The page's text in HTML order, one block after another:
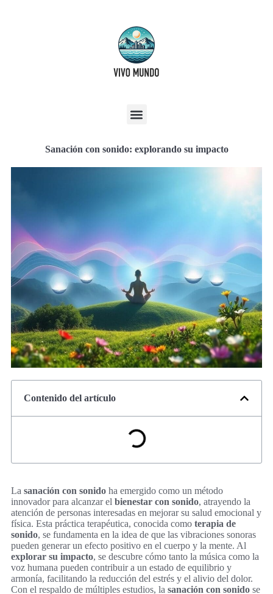
Sanación con sonido: explorando su impacto
Contenido del artículo
La sanación con sonido ha emergido como un método
innovador para alcanzar el bienestar con sonido, atrayendo la
atención de personas interesadas en mejorar su salud emocional y
física. Esta práctica terapéutica, conocida como terapia de
sonido, se fundamenta en la idea de que las vibraciones sonoras
pueden generar un efecto positivo en el cuerpo y la mente. Al
explorar su impacto, se descubre cómo tanto la música como la
voz humana pueden contribuir a un estado de equilibrio y
armonía, facilitando la reducción del estrés y el alivio del dolor.
Con el respaldo de múltiples estudios, la sanación con sonido se